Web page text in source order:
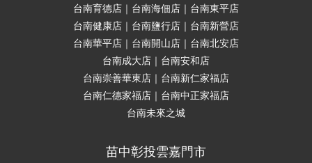
台南育德店｜台南海佃店｜台南東平店
台南健康店｜台南鹽行店｜台南新營店
台南華平店｜台南開山店｜台南北安店
台南成大店｜台南安和店
台南崇善華東店｜台南新仁家福店
台南仁德家福店｜台南中正家福店
台南未來之城
苗中彰投雲嘉門市